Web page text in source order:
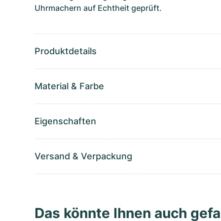
Uhrmachern auf Echtheit geprüft.
Produktdetails
Material & Farbe
Eigenschaften
Versand & Verpackung
Das könnte Ihnen auch